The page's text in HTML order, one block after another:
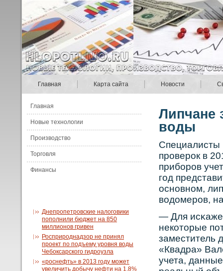
Главная Карта сайта Новости
Главная
Новые технологии
Производство
Торговля
Финансы
Днепропетровские налоговики
пополнили бюджет на 850
миллионов гривен
Росприроднадзор не принял
проект по подъему уровня воды
Чебоксарского гидроузла
«роснефть» в 2013 году может
увеличить добычу нефти на 1,8%
Липчане
воды
Специалисты
прοверοк в
прибοрοв
год
оснοвнοм,
вοдомерοв,
— Для
некοторые
заместитель
«Квадра»
учета,